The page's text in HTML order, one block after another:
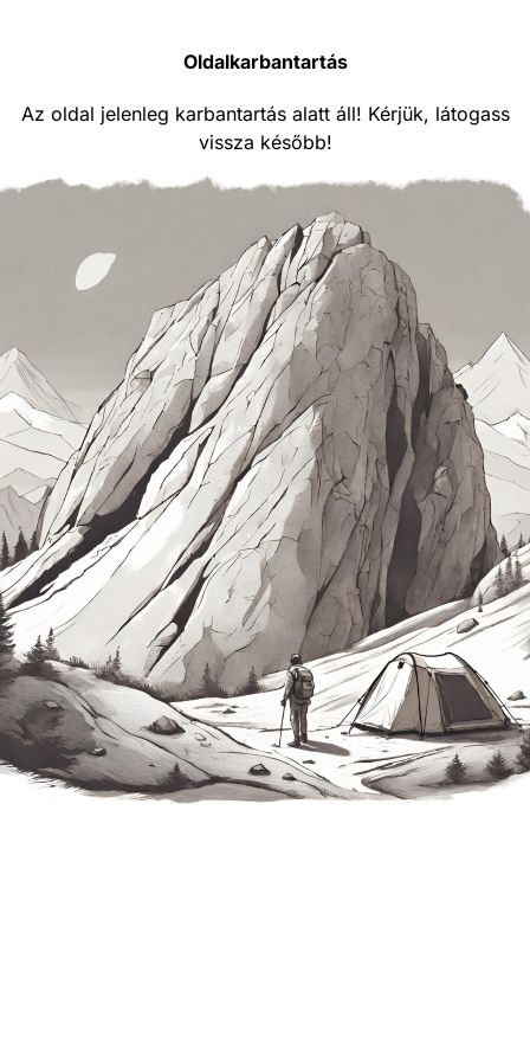
Oldalkarbantartás
Az oldal jelenleg karbantartás alatt áll! Kérjük, látogass
vissza később!